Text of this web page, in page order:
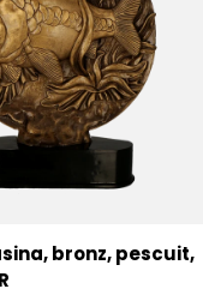
bronz, pescuit,